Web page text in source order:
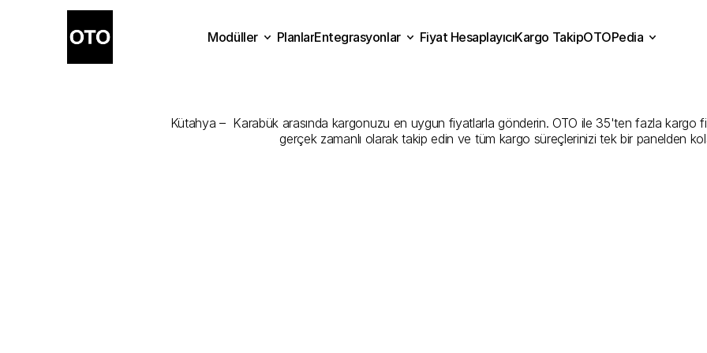
Kütahya –  Karabük arasında kargonuzu en uygun fiyatlarla gönderin. OTO ile 35'ten fazla kargo
gerçek zamanlı olarak takip edin ve tüm kargo süreçlerinizi tek bir panelden
Modüller
PlanlarEntegrasyonlar
Fiyat HesaplayıcıKargo TakipOTOPedia